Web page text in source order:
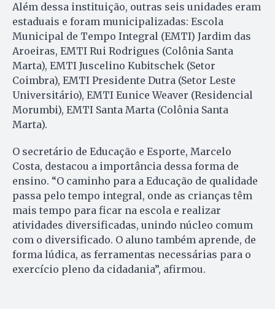
Além dessa instituição, outras seis unidades eram
estaduais e foram municipalizadas: Escola
Municipal de Tempo Integral (EMTI) Jardim das
Aroeiras, EMTI Rui Rodrigues (Colônia Santa
Marta), EMTI Juscelino Kubitschek (Setor
Coimbra), EMTI Presidente Dutra (Setor Leste
Universitário), EMTI Eunice Weaver (Residencial
Morumbi), EMTI Santa Marta (Colônia Santa
Marta).
O secretário de Educação e Esporte, Marcelo
Costa, destacou a importância dessa forma de
ensino. “O caminho para a Educação de qualidade
passa pelo tempo integral, onde as crianças têm
mais tempo para ficar na escola e realizar
atividades diversificadas, unindo núcleo comum
com o diversificado. O aluno também aprende, de
forma lúdica, as ferramentas necessárias para o
exercício pleno da cidadania”, afirmou.